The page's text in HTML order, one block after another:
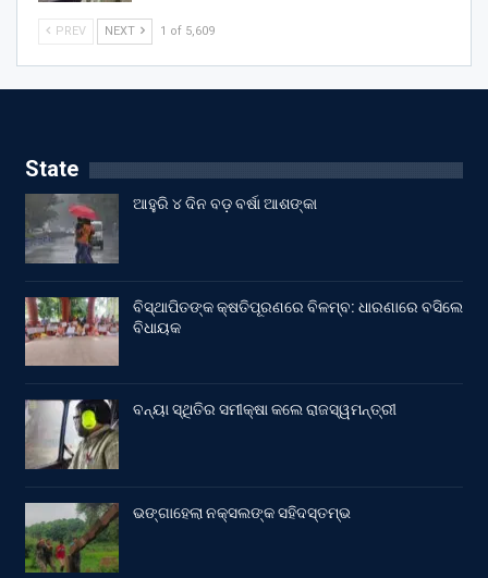
PREV NEXT 1 of 5,609
State
ଆହୁରି ୪ ଦିନ ବଡ଼ ବର୍ଷା ଆଶଙ୍କା
ବିସ୍ଥାପିତଙ୍କ କ୍ଷତିପୂରଣରେ ବିଳମ୍ବ: ଧାରଣାରେ ବସିଲେ
ବିଧାୟକ
ବନ୍ୟା ସ୍ଥିତିର ସମୀକ୍ଷା କଲେ ରାଜସ୍ୱମନ୍ତ୍ରୀ
ଭଙ୍ଗାହେଲା ନକ୍ସଲଙ୍କ ସହିଦସ୍ତମ୍ଭ